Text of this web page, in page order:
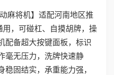
动麻将机】适配河南地区推
，可碰杠、自摸胡牌，操
配备超大按键面板，标识
毫无压力，洗牌快速静
固结实，承重能力强，